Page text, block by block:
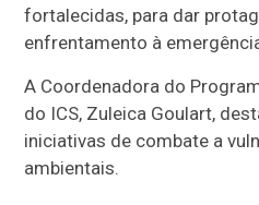
fortalecidas, para dar
enfrentamento à
A Coordenadora do
do ICS, Zuleica Goulart,
iniciativas de combate a
ambientais.